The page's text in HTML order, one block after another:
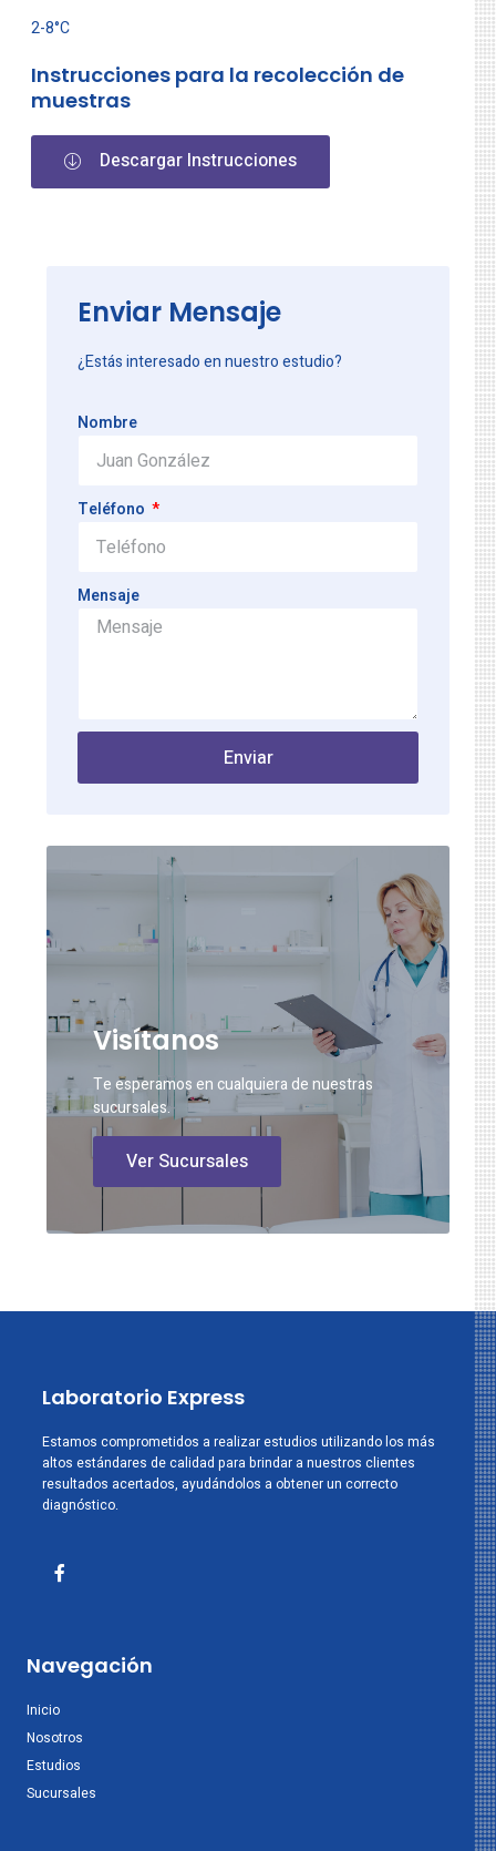
2-8°C
Instrucciones para la recolección de
muestras
Descargar Instrucciones
Enviar Mensaje
¿Estás interesado en nuestro estudio?
Nombre
Teléfono
Mensaje
Enviar
Visítanos
Te esperamos en cualquiera de nuestras
sucursales.
Ver Sucursales
Laboratorio Express
Estamos comprometidos a realizar estudios utilizando los más
altos estándares de calidad para brindar a nuestros clientes
resultados acertados, ayudándolos a obtener un correcto
diagnóstico.
Navegación
Inicio
Nosotros
Estudios
Sucursales